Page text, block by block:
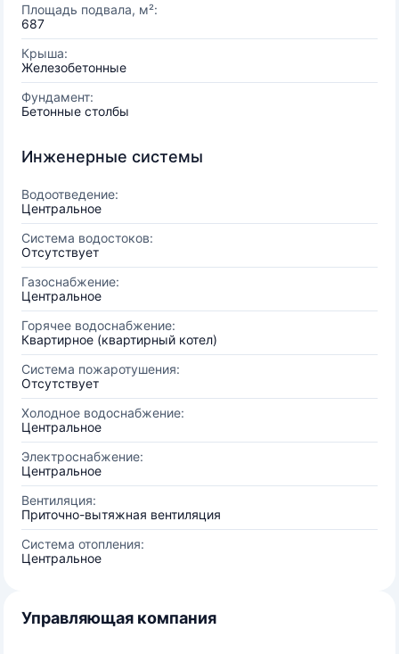
Площадь подвала, м²:
687
Крыша:
Железобетонные
Фундамент:
Бетонные столбы
Инженерные системы
Водоотведение:
Центральное
Система водостоков:
Отсутствует
Газоснабжение:
Центральное
Горячее водоснабжение:
Квартирное (квартирный котел)
Система пожаротушения:
Отсутствует
Холодное водоснабжение:
Центральное
Электроснабжение:
Центральное
Вентиляция:
Приточно-вытяжная вентиляция
Система отопления:
Центральное
Управляющая компания